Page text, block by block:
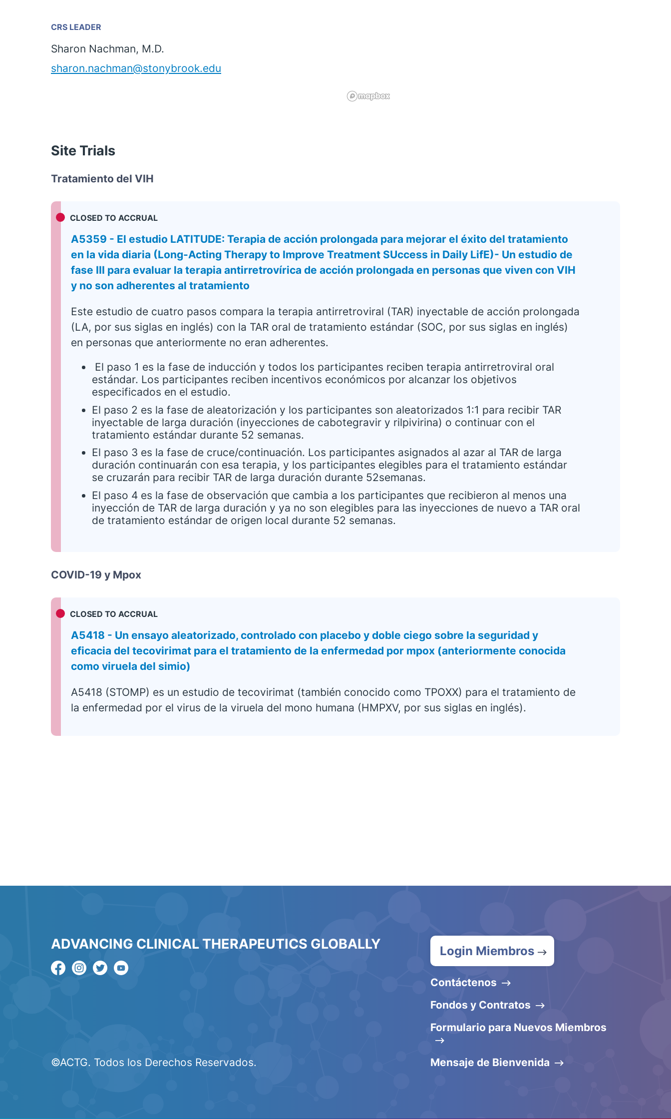
CRS LEADER
Sharon Nachman, M.D.
sharon.nachman@stonybrook.edu
Site Trials
Tratamiento del VIH
CLOSED TO ACCRUAL
A5359 - El estudio LATITUDE: Terapia de acción prolongada para mejorar el éxito del tratamiento
en la vida diaria (Long-Acting Therapy to Improve Treatment SUccess in Daily LifE)- Un estudio de
fase III para evaluar la terapia antirretrovírica de acción prolongada en personas que viven con VIH
y no son adherentes al tratamiento
Este estudio de cuatro pasos compara la terapia antirretroviral (TAR) inyectable de acción prolongada
(LA, por sus siglas en inglés) con la TAR oral de tratamiento estándar (SOC, por sus siglas en inglés)
en personas que anteriormente no eran adherentes.
El paso 1 es la fase de inducción y todos los participantes reciben terapia antirretroviral oral
estándar. Los participantes reciben incentivos económicos por alcanzar los objetivos
especificados en el estudio.
El paso 2 es la fase de aleatorización y los participantes son aleatorizados 1:1 para recibir TAR
inyectable de larga duración (inyecciones de cabotegravir y rilpivirina) o continuar con el
tratamiento estándar durante 52 semanas.
El paso 3 es la fase de cruce/continuación. Los participantes asignados al azar al TAR de larga
duración continuarán con esa terapia, y los participantes elegibles para el tratamiento estándar
se cruzarán para recibir TAR de larga duración durante 52semanas.
El paso 4 es la fase de observación que cambia a los participantes que recibieron al menos una
inyección de TAR de larga duración y ya no son elegibles para las inyecciones de nuevo a TAR oral
de tratamiento estándar de origen local durante 52 semanas.
COVID-19 y Mpox
CLOSED TO ACCRUAL
A5418 - Un ensayo aleatorizado, controlado con placebo y doble ciego sobre la seguridad y
eficacia del tecovirimat para el tratamiento de la enfermedad por mpox (anteriormente conocida
como viruela del simio)
A5418 (STOMP) es un estudio de tecovirimat (también conocido como TPOXX) para el tratamiento de
la enfermedad por el virus de la viruela del mono humana (HMPXV, por sus siglas en inglés).
ADVANCING CLINICAL THERAPEUTICS GLOBALLY
©ACTG. Todos los Derechos Reservados.
Login Miembros
Contáctenos
Fondos y Contratos
Formulario para Nuevos Miembros
Mensaje de Bienvenida